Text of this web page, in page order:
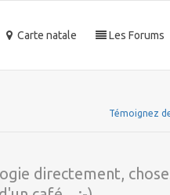
Carte natale Les Forums
Témoignez
directement,